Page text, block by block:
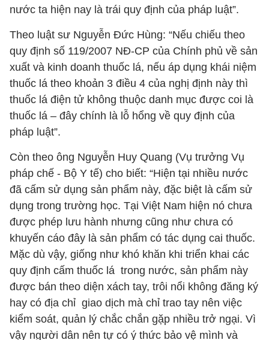
nước ta hiện nay là trái quy định của pháp luật”.
Theo luật sư Nguyễn Đức Hùng: “Nếu chiếu theo
quy định số 119/2007 NĐ-CP của Chính phủ về sản
xuất và kinh doanh thuốc lá, nếu áp dụng khái niệm
thuốc lá theo khoản 3 điều 4 của nghị định này thì
thuốc lá điện tử không thuộc danh mục được coi là
thuốc lá – đây chính là lỗ hổng về quy định của
pháp luật”.
Còn theo ông Nguyễn Huy Quang (Vụ trưởng Vụ
pháp chế - Bộ Y tế) cho biết: “Hiện tại nhiều nước
đã cấm sử dụng sản phẩm này, đặc biệt là cấm sử
dụng trong trường học. Tại Việt Nam hiện nó chưa
được phép lưu hành nhưng cũng như chưa có
khuyến cáo đây là sản phẩm có tác dụng cai thuốc.
Mặc dù vậy, giống như khó khăn khi triển khai các
quy định cấm thuốc lá trong nước, sản phẩm này
được bán theo diện xách tay, trôi nổi không đăng ký
hay có địa chỉ giao dịch mà chỉ trao tay nên việc
kiểm soát, quản lý chắc chắn gặp nhiều trở ngại. Vì
vậy người dân nên tự có ý thức bảo vệ mình và